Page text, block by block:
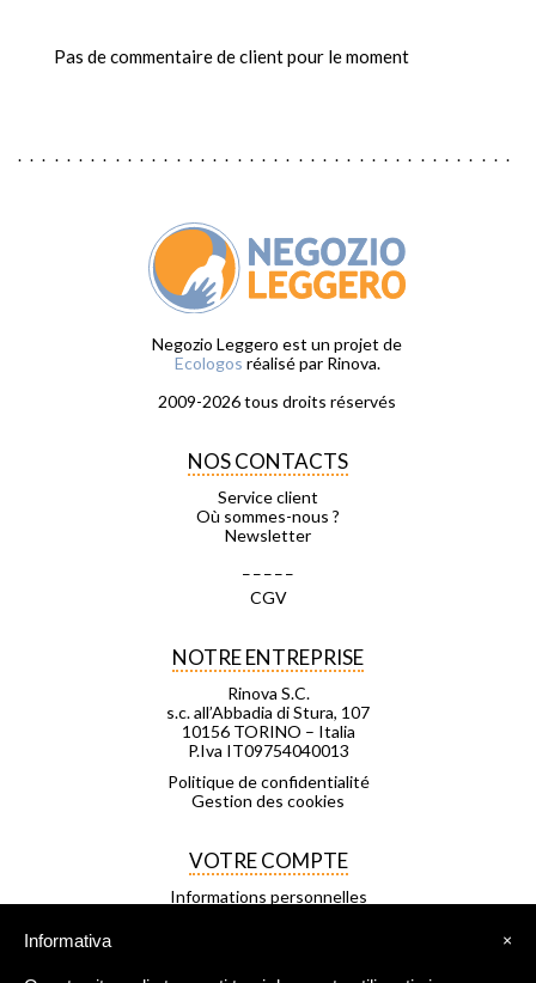
Pas de commentaire de client pour le moment
Negozio Leggero est un projet de
Ecologos réalisé par Rinova.
2009-2026 tous droits réservés
NOS CONTACTS
Service client
Où sommes-nous ?
Newsletter
CGV
NOTRE ENTREPRISE
Rinova S.C.
s.c. all’Abbadia di Stura, 107
10156 TORINO – Italia
P.Iva IT09754040013
Politique de confidentialité
Gestion des cookies
VOTRE COMPTE
Informations personnelles
×
Informativa